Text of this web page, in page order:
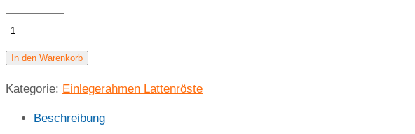
für
Matratze
90×190
In den Warenkorb
Kategorie: Einlegerahmen Lattenröste
Beschreibung